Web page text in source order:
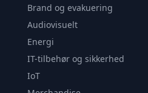
Brand og evakuering
Audiovisuelt
Energi
IT-tilbehør og sikkerhed
IoT